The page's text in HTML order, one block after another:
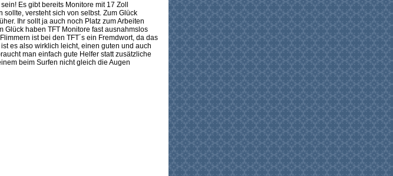
Es gibt bereits Monitore mit 17 Zoll
versteht sich von selbst. Zum Glück
Ihr sollt ja auch noch Platz zum Arbeiten
Glück haben TFT Monitore fast ausnahmslos
ist bei den TFT´s ein Fremdwort, da das
es also wirklich leicht, einen guten und auch
man einfach gute Helfer statt zusätzliche
beim Surfen nicht gleich die Augen